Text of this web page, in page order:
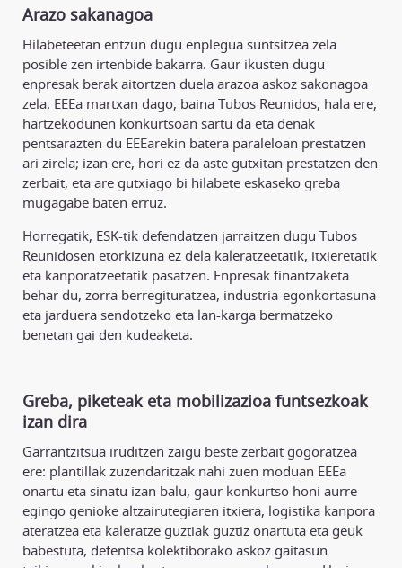
Arazo sakanagoa
Hilabeteetan entzun dugu enplegua suntsitzea zela
posible zen irtenbide bakarra. Gaur ikusten dugu
enpresak berak aitortzen duela arazoa askoz sakonagoa
zela. EEEa martxan dago, baina Tubos Reunidos, hala ere,
hartzekodunen konkurtsoan sartu da eta denak
pentsarazten du EEEarekin batera paraleloan prestatzen
ari zirela; izan ere, hori ez da aste gutxitan prestatzen den
zerbait, eta are gutxiago bi hilabete eskaseko greba
mugagabe baten erruz.
Horregatik, ESK-tik defendatzen jarraitzen dugu Tubos
Reunidosen etorkizuna ez dela kaleratzeetatik, itxieretatik
eta kanporatzeetatik pasatzen. Enpresak finantzaketa
behar du, zorra berregituratzea, industria-egonkortasuna
eta jarduera sendotzeko eta lan-karga bermatzeko
benetan gai den kudeaketa.
Greba, piketeak eta mobilizazioa funtsezkoak
izan dira
Garrantzitsua iruditzen zaigu beste zerbait gogoratzea
ere: plantillak zuzendaritzak nahi zuen moduan EEEa
onartu eta sinatu izan balu, gaur konkurtso honi aurre
egingo genioke altzairutegiaren itxiera, logistika kanpora
ateratzea eta kaleratze guztiak guztiz onartuta eta geuk
babestuta, defentsa kolektiborako askoz gaitasun